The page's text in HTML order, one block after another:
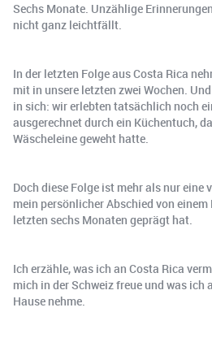
Sechs Monate. Unzählige
nicht ganz leichtfällt.
In der letzten Folge aus Costa Rica
mit in unsere letzten zwei Wochen.
in sich: wir erlebten tatsächlich noch
ausgerechnet durch ein Küchentuch,
Wäscheleine geweht hatte.
Doch diese Folge ist mehr als nur eine
mein persönlicher Abschied von einem
letzten sechs Monaten geprägt hat.
Ich erzähle, was ich an Costa Rica
mich in der Schweiz freue und was ich
Hause nehme.